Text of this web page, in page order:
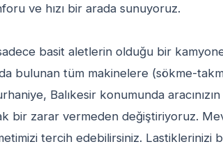
ve hızı bir arada sunuyoruz.
basit aletlerin olduğu bir
bulunan tüm makinelere (sökme-
Balıkesir konumunda
bir zarar vermeden değiştiriyoruz.
tercih edebilirsiniz. Lastiklerinizi